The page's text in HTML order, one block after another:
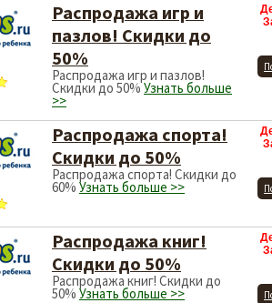
Распродажа игр и
пазлов! Скидки до
50%
Распродажа игр и пазлов!
Скидки до 50%Узнать больше
>>
Распродажа спорта!
Скидки до 50%
Распродажа спорта! Скидки до
60% Узнать больше >>
Распродажа книг!
Скидки до 50%
Распродажа книг! Скидки до
50% Узнать больше >>